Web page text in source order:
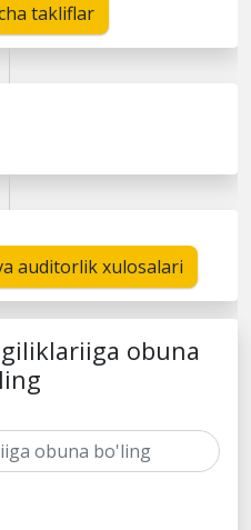
takliflar
auditorlik xulosalari
obuna